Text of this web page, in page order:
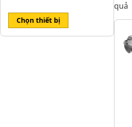
Chọn thiết bị
quả